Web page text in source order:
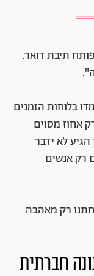
תיבת דואר.
בלוחות הזמנים
אחוז מסוים
לא ידבר
רק אנשים
רק מאהבה